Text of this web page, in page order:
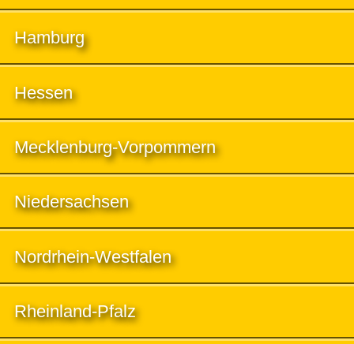
Hamburg
Hessen
Mecklenburg-Vorpommern
Niedersachsen
Nordrhein-Westfalen
Rheinland-Pfalz